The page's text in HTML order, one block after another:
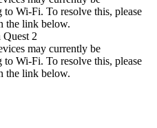
Wi-Fi. To resolve this, please
the link below.
2
may currently be
Wi-Fi. To resolve this, please
the link below.